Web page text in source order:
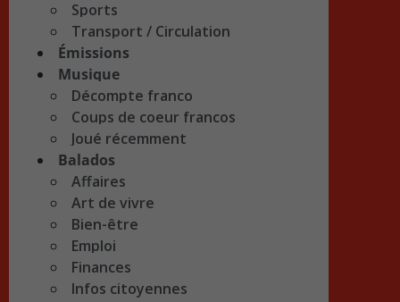
Sports
Transport / Circulation
Émissions
Musique
Décompte franco
Coups de coeur francos
Joué récemment
Balados
Affaires
Art de vivre
Bien-être
Emploi
Finances
Infos citoyennes